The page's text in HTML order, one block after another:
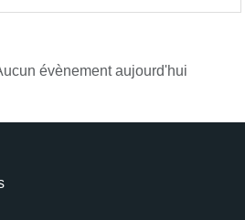
évènement aujourd'hui